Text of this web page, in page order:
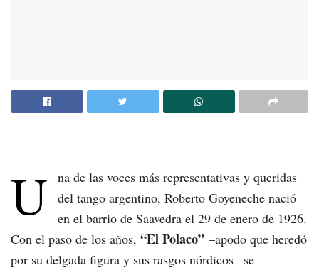
U
na de las voces más representativas y queridas
del tango argentino, Roberto Goyeneche nació
en el barrio de Saavedra el 29 de enero de 1926.
Con el paso de los años, “El Polaco” –apodo que heredó
por su delgada figura y sus rasgos nórdicos– se